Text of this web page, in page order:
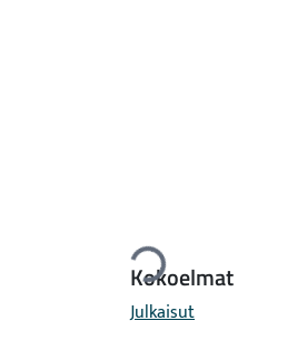
Ladataan...
Kokoelmat
Julkaisut